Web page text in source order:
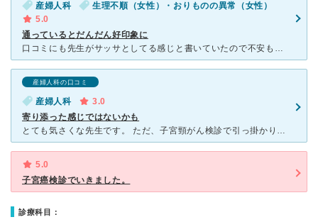
産婦人科
生理不順（女性）・おりものの異常（女性）
5.0
通っているとだんだん好印象に
口コミにも先生がサッサとしてる感じと書いていたので不安もありましたが、家から近かったので受診しました。 たしかにサッサとというかテキパキというか…忙しくて話すのが速かったり行動が速かったりでそう
産婦人科の口コミ
産婦人科
3.0
寄り添った感じではないかも
とても気さくな先生です。 ただ、子宮頸がん検診で引っ掛かり、次の検査へと進むことになり、 とても不安でたくさん質問したい時に、先生は早く短く終わりたい雰囲気で、さっさと診察室から出されるように感じ
5.0
子宮癌検診でいきました。
診療科目：